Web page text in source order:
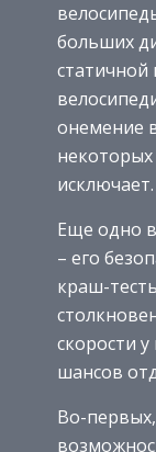
больших
статичной
онемение
исключает.
Еще одно
– его
краш-
скорости
шансов
Во-первых,